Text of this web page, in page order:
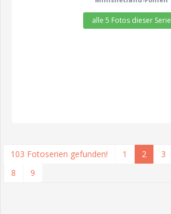
alle 5 Fotos dieser Serie
103 Fotoserien gefunden! 1 2 3
8
9